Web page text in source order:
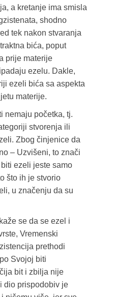
a kretanje ima smisla
shodno
tek nakon stvaranja
bića, poput
prije materije
ezelu. Dakle,
ezeli bića sa aspekta
materije.
nemaju početka, tj.
stvorenja ili
Zbog činjenice da
– Uzvišeni, to znači
ezeli jeste samo
što ih je stvorio
u značenju da su
se da se ezel i
Vremenski
prethodi
Svojoj biti
bit i zbilja nije
dio prispodobiv je